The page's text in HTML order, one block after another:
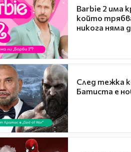
Barbie 2 има
който
никога няма
След тежка
Батиста е